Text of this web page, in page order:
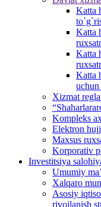
Katta
Katta
Katta
Katta
Xizmat
Kompleks
Elektron
Maxsus
Korporativ
Investitsiya
Umumiy
Xalqaro
Аsosiy
rivojlanish